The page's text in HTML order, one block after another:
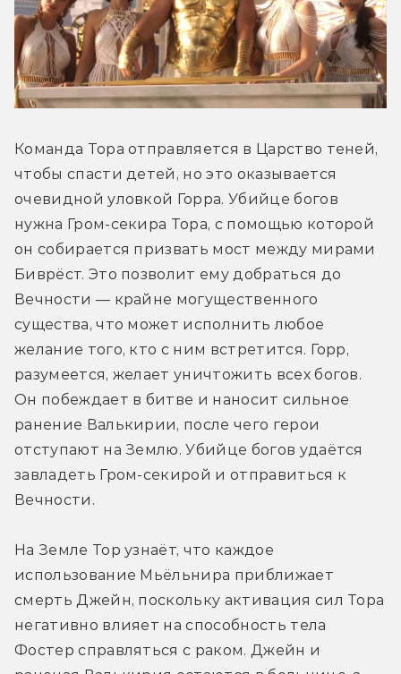
Команда Тора отправляется в Царство теней,
чтобы спасти детей, но это оказывается
очевидной уловкой Горра. Убийце богов
нужна Гром-секира Тора, с помощью которой
он собирается призвать мост между мирами
Биврёст. Это позволит ему добраться до
Вечности — крайне могущественного
существа, что может исполнить любое
желание того, кто с ним встретится. Горр,
разумеется, желает уничтожить всех богов.
Он побеждает в битве и наносит сильное
ранение Валькирии, после чего герои
отступают на Землю. Убийце богов удаётся
завладеть Гром-секирой и отправиться к
Вечности.
На Земле Тор узнаёт, что каждое
использование Мьёльнира приближает
смерть Джейн, поскольку активация сил Тора
негативно влияет на способность тела
Фостер справляться с раком. Джейн и